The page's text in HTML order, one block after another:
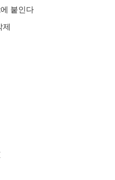
붙인다